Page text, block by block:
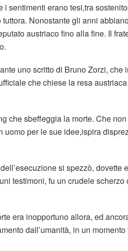
i sentimenti erano tesi,tra
Nonostante gli anni
austriaco fino alla fine. Il
uno scritto di Bruno Zorzi,
che chiese la resa
che sbeffeggia la morte. Che
uomo per le sue idee,ispira
si spezzò, dovette
testimoni, fu un crudele
era inopportuno allora, ed
dall’umanità, in un momento